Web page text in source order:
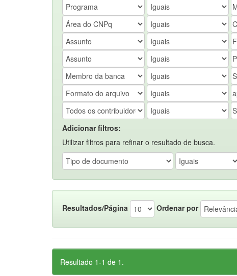
Adicionar filtros:
Utilizar filtros para refinar o resultado de busca.
Resultados/Página Ordenar por
Resultado 1-1 de 1.